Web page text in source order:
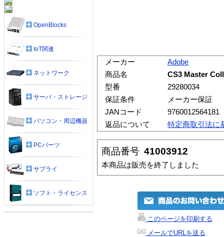
メーカー
Adobe
商品名
CS3 Master
型番
29280034
保証条件
メーカー保証
JANコード
9760012564181
返品について
特定商取引法に
商品番号 41003912
本商品は販売を終了しました
このページを印刷する
メールでURLを送る
OpenBlocks
IoT関連
ネットワーク
サーバ・ストレージ
パソコン・周辺機器
PCパーツ
サプライ
ソフト・ライセンス